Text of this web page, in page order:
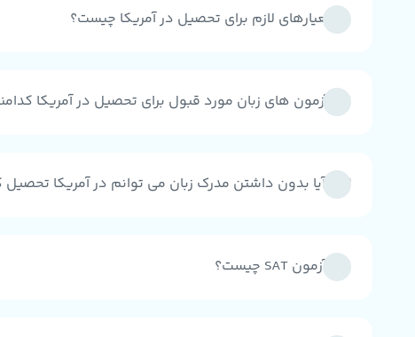
1- معیارهای لازم برای تحصیل در آمریکا چیست؟
2 - آزمون های زبان مورد قبول برای تحصیل در آمریکا کدامند؟
3 - آیا بدون داشتن مدرک زبان می توانم در آمریکا تحصیل کنم ؟
4 - آزمون SAT چیست؟